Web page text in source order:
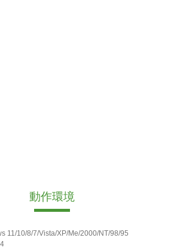
動作環境
11/10/8/7/Vista/XP/Me/2000/NT/98/95